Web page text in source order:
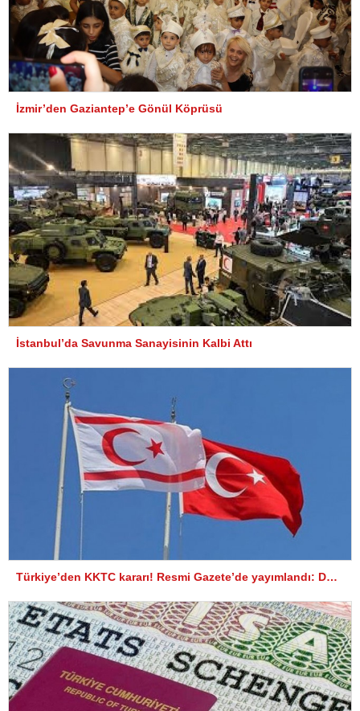
İzmir’den Gaziantep’e Gönül Köprüsü
İstanbul’da Savunma Sanayisinin Kalbi Attı
Türkiye’den KKTC kararı! Resmi Gazete’de yayımlandı: Dünyaya ilan ediyoruz…